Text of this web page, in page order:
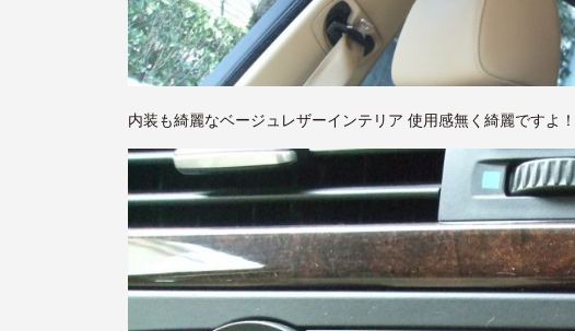
内装も綺麗なベージュレザーインテリア 使用感無く綺麗ですよ！